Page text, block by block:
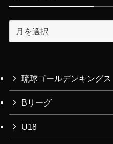
ブ
琉球ゴールデンキングス
Bリーグ
U18